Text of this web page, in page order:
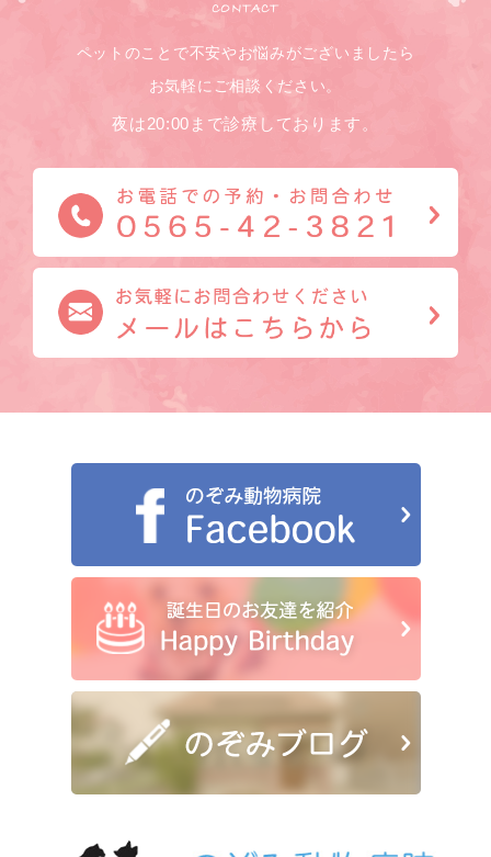
CONTACT
ペットのことで不安やお悩みがございましたら
お気軽にご相談ください。
夜は20:00まで診療しております。